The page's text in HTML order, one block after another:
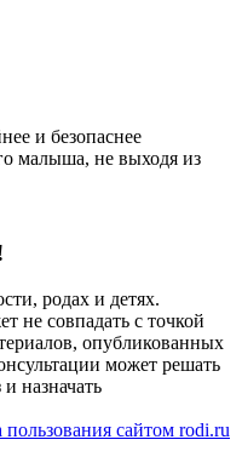
и безопаснее
малыша, не выходя из
родах и детях.
не совпадать с точкой
опубликованных
может решать
назначать
сайтом rodi.ru